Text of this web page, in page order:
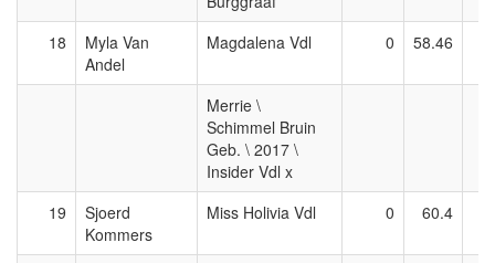
18
Myla Van
Andel
Magdalena Vdl 0 58.46
Merrie \
Schimmel Bruin
Geb. \ 2017 \
Insider Vdl x
19
Sjoerd
Kommers
Miss Holivia Vdl 0 60.4